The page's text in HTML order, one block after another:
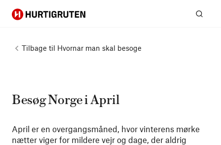
Hurtigruten
Tilbage til Hvornar man skal besoge
Besøg Norge i April
April er en overgangsmåned, hvor vinterens mørke
nætter viger for mildere vejr og dage, der aldrig